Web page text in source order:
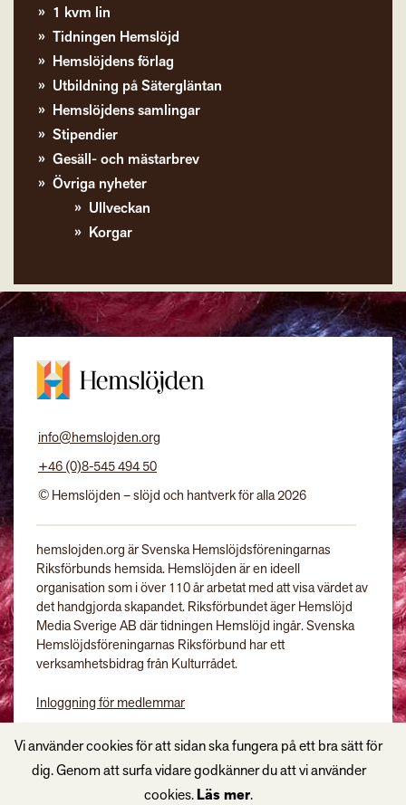
1 kvm lin
Tidningen Hemslöjd
Hemslöjdens förlag
Utbildning på Sätergläntan
Hemslöjdens samlingar
Stipendier
Gesäll- och mästarbrev
Övriga nyheter
Ullveckan
Korgar
info@hemslojden.org
+46 (0)8-545 494 50
© Hemslöjden – slöjd och hantverk för alla 2026
hemslojden.org är Svenska Hemslöjdsföreningarnas
Riksförbunds hemsida. Hemslöjden är en ideell
organisation som i över 110 år arbetat med att visa värdet av
det handgjorda skapandet. Riksförbundet äger Hemslöjd
Media Sverige AB där tidningen Hemslöjd ingår. Svenska
Hemslöjdsföreningarnas Riksförbund har ett
verksamhetsbidrag från Kulturrådet.
Inloggning för medlemmar
Vi använder cookies för att sidan ska fungera på ett bra sätt för
dig. Genom att surfa vidare godkänner du att vi använder
cookies.Läs mer.